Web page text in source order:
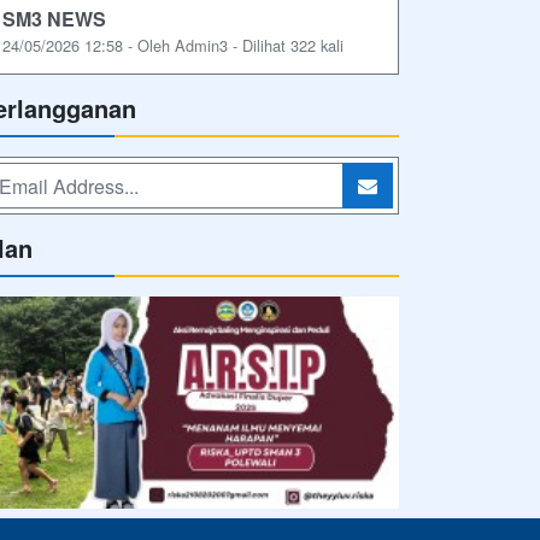
SM3 NEWS
24/05/2026 12:58 - Oleh Admin3 - Dilihat 322 kali